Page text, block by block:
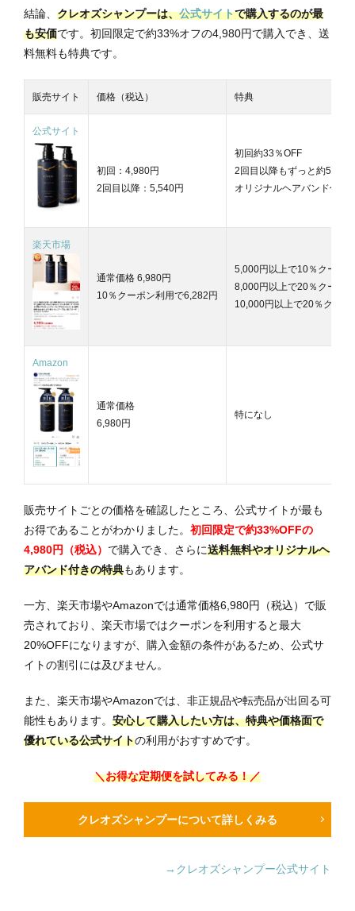
結論、 クレオズシャンプーは、公式サイトで購入するのが最
も安価です。初回限定で約33%オフの4,980円で購入でき、送
料無料も特典です。
販売サイト 価格（税込） 特典
公式サイト
初回：4,980円
2回目以降：5,540円
初回約33％OFF
2回目以降もずっと約5％
オリジナルヘアバンド付き
楽天市場
通常価格 6,980円
10％クーポン利用で6,282円
5,000円以上で10％クーポ
8,000円以上で20％クーポ
10,000円以上で20％クーポ
Amazon
通常価格
6,980円
特になし
販売サイトごとの価格を確認したところ、公式サイトが最も
お得であることがわかりました。 初回限定で約33%OFFの
4,980円（税込） で購入でき、さらに送料無料やオリジナルヘ
アバンド付きの特典もあります。
一方、楽天市場やAmazonでは通常価格6,980円（税込）で販
売されており、楽天市場ではクーポンを利用すると最大
20%OFFになりますが、購入金額の条件があるため、公式サ
イトの割引には及びません。
また、楽天市場やAmazonでは、非正規品や転売品が出回る可
能性もあります。 安心して購入したい方は、特典や価格面で
優れている公式サイトの利用がおすすめです。
＼お得な定期便を試してみる！／
クレオズシャンプーについて詳しくみる
→クレオズシャンプー公式サイト